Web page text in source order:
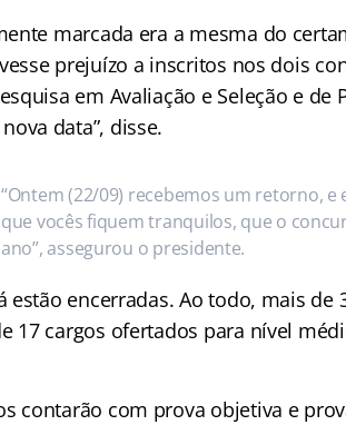
marcada era a mesma do
prejuízo a inscritos nos dois
em Avaliação e Seleção e de
data”, disse.
“Ontem (22/09) recebemos um retorno,
que vocês fiquem tranquilos, que o
ano”, assegurou o presidente.
estão encerradas. Ao todo, mais
17 cargos ofertados para nível
contarão com prova objetiva e